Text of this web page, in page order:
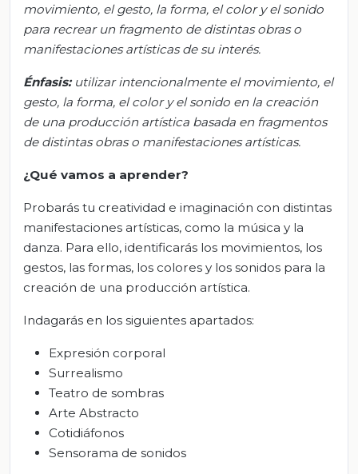
movimiento, el gesto, la forma, el color y el sonido
para recrear un fragmento de distintas obras o
manifestaciones artísticas de su interés.
Énfasis: utilizar intencionalmente el movimiento, el
gesto, la forma, el color y el sonido en la creación
de una producción artística basada en fragmentos
de distintas obras o manifestaciones artísticas.
¿Qué vamos a aprender?
Probarás tu creatividad e imaginación con distintas
manifestaciones artísticas, como la música y la
danza. Para ello, identificarás los movimientos, los
gestos, las formas, los colores y los sonidos para la
creación de una producción artística.
Indagarás en los siguientes apartados:
Expresión corporal
Surrealismo
Teatro de sombras
Arte Abstracto
Cotidiáfonos
Sensorama de sonidos